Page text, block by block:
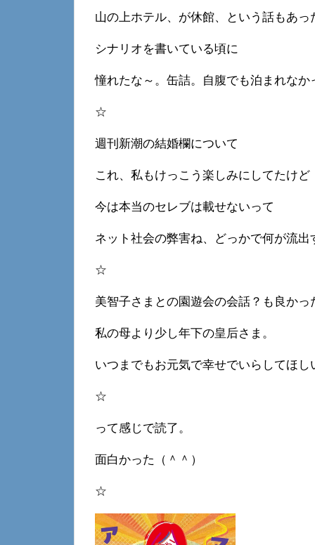
山の上ホテル、が休館、という話もあっ
シナリオを書いている頃に
憧れたな～。缶詰。自腹でも泊まれなか
☆
週刊新潮の結婚欄について
これ、私もけっこう楽しみにしてたけど
今は本当のセレブは載せないって
ネット社会の弊害ね、どっかで何が流出
☆
美智子さまとの園遊会の会話？も良かっ
私の母より少し年下の皇后さま。
いつまでもお元気で幸せでいらしてほし
☆
って感じで読了。
面白かった（＾＾）
☆